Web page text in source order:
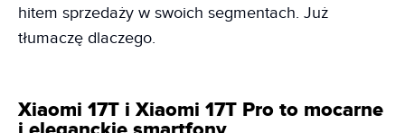
hitem sprzedaży w swoich segmentach. Już
tłumaczę dlaczego.
Xiaomi 17T i Xiaomi 17T Pro to mocarne